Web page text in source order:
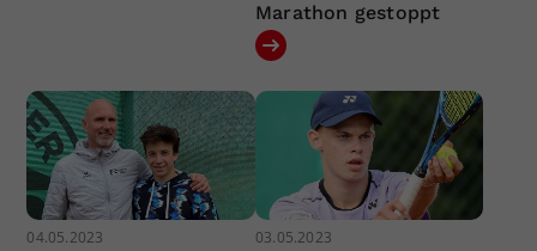
Marathon gestoppt
04.05.2023 03.05.2023